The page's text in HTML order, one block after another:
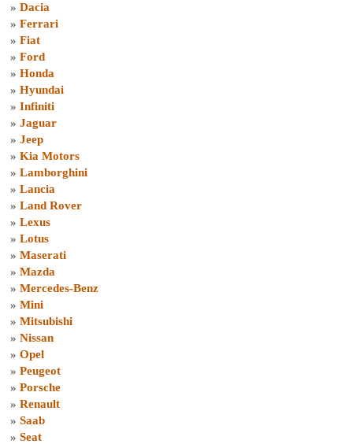
» Dacia
» Ferrari
» Fiat
» Ford
» Honda
» Hyundai
» Infiniti
» Jaguar
» Jeep
» Kia Motors
» Lamborghini
» Lancia
» Land Rover
» Lexus
» Lotus
» Maserati
» Mazda
» Mercedes-Benz
» Mini
» Mitsubishi
» Nissan
» Opel
» Peugeot
» Porsche
» Renault
» Saab
» Seat